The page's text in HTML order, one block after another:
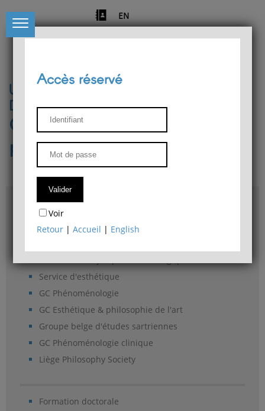
EN
Université de Liège
Département de philosophie
Centre de recherches
phénoménologiques
Accès & plans
Bibliothèque du Département de philosophie
Service d'esthétique
GC Phénoménologie
GC Esthétique & philosophie de l'art
Groupe belge d'études sartriennes
GC Phénoménologie clinique
Liège Philosophy Society
Formation doctorale
Accès réservé
Voir
Retour |Accueil | English